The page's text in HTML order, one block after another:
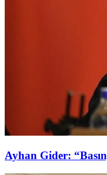
Ayhan Gider: